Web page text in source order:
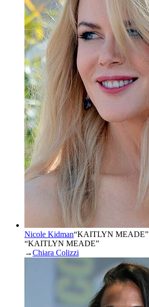
Nicole Kidman“KAITLYN MEADE”
“KAITLYN MEADE”
→Chiara Colizzi